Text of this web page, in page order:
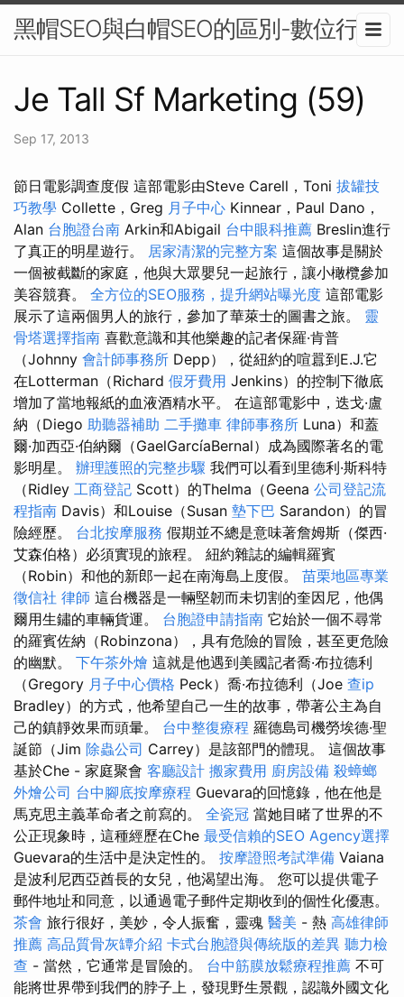
黑帽SEO與白帽SEO的區別-數位行銷
Je Tall Sf Marketing (59)
Sep 17, 2013
節日電影調查度假 這部電影由Steve Carell，Toni 拔罐技
巧教學 Collette，Greg 月子中心 Kinnear，Paul Dano，
Alan 台胞證台南 Arkin和Abigail 台中眼科推薦 Breslin進行
了真正的明星遊行。 居家清潔的完整方案 這個故事是關於
一個被截斷的家庭，他與大眾嬰兒一起旅行，讓小橄欖參加
美容競賽。 全方位的SEO服務，提升網站曝光度 這部電影
展示了這兩個男人的旅行，參加了華萊士的圖書之旅。 靈
骨塔選擇指南 喜歡意識和其他樂趣的記者保羅·肯普
（Johnny 會計師事務所 Depp），從紐約的喧囂到E.J.它
在Lotterman（Richard 假牙費用 Jenkins）的控制下徹底
增加了當地報紙的血液酒精水平。 在這部電影中，迭戈·盧
納（Diego 助聽器補助 二手攤車 律師事務所 Luna）和蓋
爾·加西亞·伯納爾（GaelGarcíaBernal）成為國際著名的電
影明星。 辦理護照的完整步驟 我們可以看到里德利·斯科特
（Ridley 工商登記 Scott）的Thelma（Geena 公司登記流
程指南 Davis）和Louise（Susan 墊下巴 Sarandon）的冒
險經歷。 台北按摩服務 假期並不總是意味著詹姆斯（傑西·
艾森伯格）必須實現的旅程。 紐約雜誌的編輯羅賓
（Robin）和他的新郎一起在南海島上度假。 苗栗地區專業
徵信社 律師 這台機器是一輛堅韌而未切割的奎因尼，他偶
爾用生鏽的車輛貨運。 台胞證申請指南 它始於一個不尋常
的羅賓佐納（Robinzona），具有危險的冒險，甚至更危險
的幽默。 下午茶外燴 這就是他遇到美國記者喬·布拉德利
（Gregory 月子中心價格 Peck）喬·布拉德利（Joe 查ip
Bradley）的方式，他希望自己一生的故事，帶著公主為自
己的鎮靜效果而頭暈。 台中整復療程 羅德島司機勞埃德·聖
誕節（Jim 除蟲公司 Carrey）是該部門的體現。 這個故事
基於Che - 家庭聚會 客廳設計 搬家費用 廚房設備 殺蟑螂
外燴公司 台中腳底按摩療程 Guevara的回憶錄，他在他是
馬克思主義革命者之前寫的。 全瓷冠 當她目睹了世界的不
公正現象時，這種經歷在Che 最受信賴的SEO Agency選擇
Guevara的生活中是決定性的。 按摩證照考試準備 Vaiana
是波利尼西亞酋長的女兒，他渴望出海。 您可以提供電子
郵件地址和同意，以通過電子郵件定期收到的個性化優惠。
茶會 旅行很好，美妙，令人振奮，靈魂 醫美 - 熱 高雄律師
推薦 高品質骨灰罈介紹 卡式台胞證與傳統版的差異 聽力檢
查 - 當然，它通常是冒險的。 台中筋膜放鬆療程推薦 不可
能將世界帶到我們的脖子上，發現野生景觀，認識外國文化